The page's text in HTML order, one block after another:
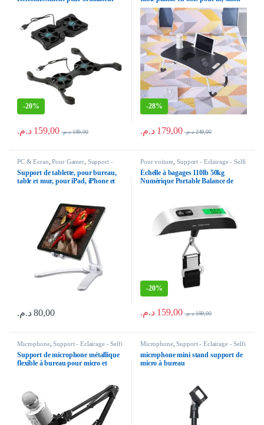
USB, mini support fan à ordinateur
portable
-20%
159,00 د.م. 199,00 د.م.
et voiture, pour enfants et adultes
Copy
-28%
179,00 د.م. 249,00 د.م.
Ce produit a plusieurs variations.
PC & Ecran ,Pour Gamer, Support -
Support de tablette, pour bureau,
table et mur, pour iPad, iPhone et
80,00 د.م.
Pour voiture ,Support - Eclairage - Selfi
Échelle à bagages 110lb 50kg
Numérique Portable Balance de
-20%
159,00 د.م. 199,00 د.م.
Microphone,Support - Eclairage - Selfi
Support de microphone métallique
flexible à bureau pour micro et
Microphone,Support - Eclairage - Selfi
microphone mini stand support de
micro à bureau